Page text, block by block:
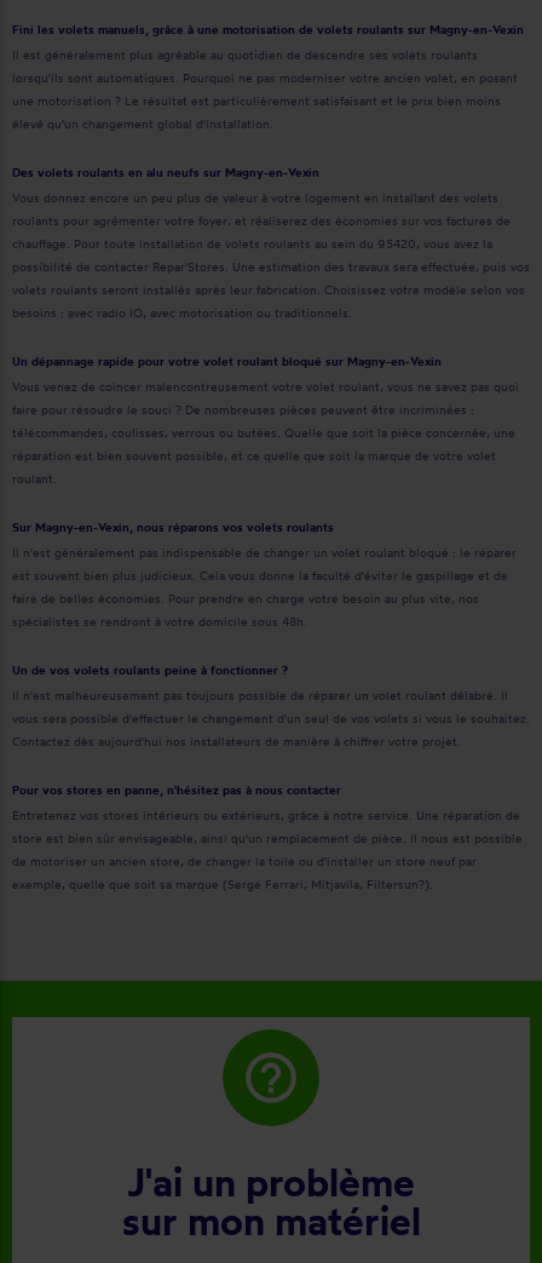
Fini les volets manuels, grâce à une motorisation de volets roulants sur Magny-en-Vexin
Il est généralement plus agréable au quotidien de descendre ses volets roulants
lorsqu'ils sont automatiques. Pourquoi ne pas moderniser votre ancien volet, en posant
une motorisation ? Le résultat est particulièrement satisfaisant et le prix bien moins
élevé qu'un changement global d'installation.
Des volets roulants en alu neufs sur Magny-en-Vexin
Vous donnez encore un peu plus de valeur à votre logement en installant des volets
roulants pour agrémenter votre foyer, et réaliserez des économies sur vos factures de
chauffage. Pour toute installation de volets roulants au sein du 95420, vous avez la
possibilité de contacter Repar'Stores. Une estimation des travaux sera effectuée, puis vos
volets roulants seront installés après leur fabrication. Choisissez votre modèle selon vos
besoins : avec radio IO, avec motorisation ou traditionnels.
Un dépannage rapide pour votre volet roulant bloqué sur Magny-en-Vexin
Vous venez de coincer malencontreusement votre volet roulant, vous ne savez pas quoi
faire pour résoudre le souci ? De nombreuses pièces peuvent être incriminées :
télécommandes, coulisses, verrous ou butées. Quelle que soit la pièce concernée, une
réparation est bien souvent possible, et ce quelle que soit la marque de votre volet
roulant.
Sur Magny-en-Vexin, nous réparons vos volets roulants
Il n'est généralement pas indispensable de changer un volet roulant bloqué : le réparer
est souvent bien plus judicieux. Cela vous donne la faculté d'éviter le gaspillage et de
faire de belles économies. Pour prendre en charge votre besoin au plus vite, nos
spécialistes se rendront à votre domicile sous 48h.
Un de vos volets roulants peine à fonctionner ?
Il n'est malheureusement pas toujours possible de réparer un volet roulant délabré. Il
vous sera possible d'effectuer le changement d'un seul de vos volets si vous le souhaitez.
Contactez dès aujourd'hui nos installateurs de manière à chiffrer votre projet.
Pour vos stores en panne, n'hésitez pas à nous contacter
Entretenez vos stores intérieurs ou extérieurs, grâce à notre service. Une réparation de
store est bien sûr envisageable, ainsi qu'un remplacement de pièce. Il nous est possible
de motoriser un ancien store, de changer la toile ou d'installer un store neuf par
exemple, quelle que soit sa marque (Serge Ferrari, Mitjavila, Filtersun?).
help_outline
J'ai un problème
sur mon matériel